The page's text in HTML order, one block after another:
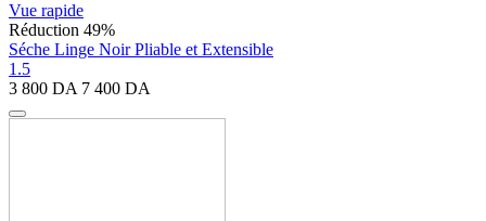
Vue rapide
Réduction 49%
Séche Linge Noir Pliable et Extensible
1.5
3 800 DA 7 400 DA